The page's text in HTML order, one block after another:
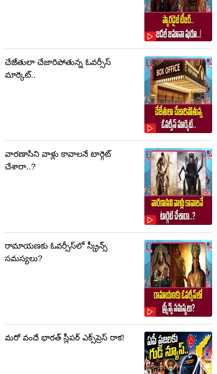
చేజేతులా చేజారిపోతున్న ఓవర్సీస్
మార్కెట్..
వారణాసిని వాళ్లు కావాలనే టార్గెట్
చేశారా..?
రామాయణకు ఓవర్సీస్‌లో స్క్రీన్స్
సమస్యలు?
మరో వందే భారత్ స్లీపర్ ఎక్స్‌ప్రెస్ రాక!